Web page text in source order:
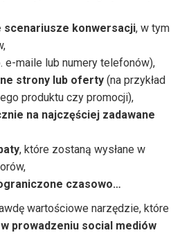
scenariusze konwersacji, w tym
e-maile lub numery telefonów),
strony lub oferty (na przykład
produktu czy promocji),
na najczęściej zadawane
, które zostaną wysłane w
czasowo…
wartościowe narzędzie, które
w prowadzeniu social mediów